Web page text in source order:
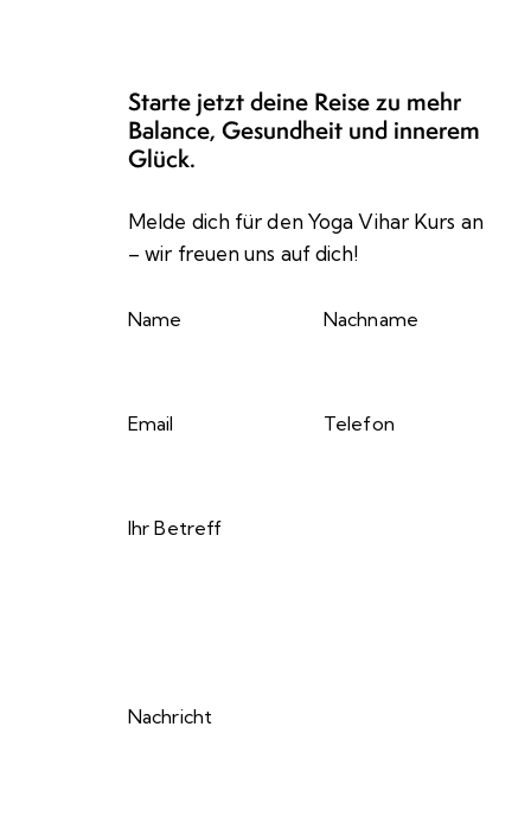
Starte jetzt deine Reise zu mehr
Balance, Gesundheit und innerem
Glück.
Melde dich für den Yoga Vihar Kurs an
– wir freuen uns auf dich!